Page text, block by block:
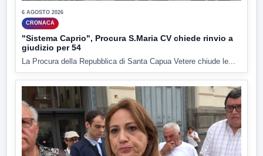
6 AGOSTO 2026
CRONACA
"Sistema Caprio", Procura S.Maria CV chiede rinvio a
giudizio per 54
La Procura della Repubblica di Santa Capua Vetere chiude le...